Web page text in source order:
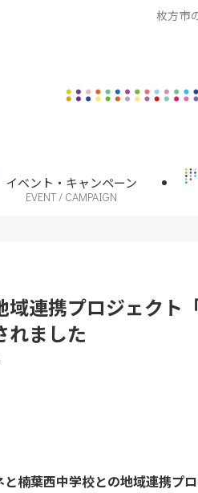
枚方市
イベント・キャンペーン
EVENT / CAMPAIGN
連携プロジェクト
れました
楠葉西中学校との地域連携プ